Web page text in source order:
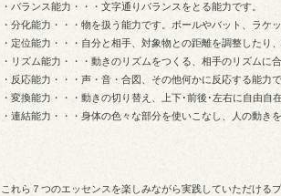
・バランス能力・・・文字通りバランスをとる能力です。
・分化能力・・・物を扱う能力です。ボールやバット、ラケ
・定位能力・・・自分と相手、対象物との距離を調整したり
・リズム能力・・・動きのリズムをつくる、相手のリズムに
・反応能力・・・声・音・合図、その他何かに反応する能力で
・変換能力・・・動きの切り替え、上下･前後･左右に自由自
・連結能力・・・身体の色々な部分を使いこなし、人の動き
これら７つのエッセンスを楽しみながら実践していただける